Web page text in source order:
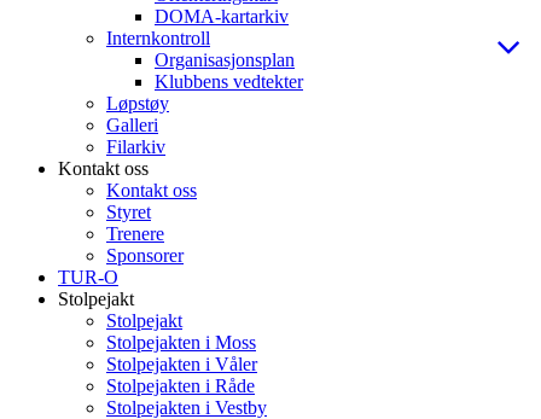
DOMA-kartarkiv
Internkontroll
Organisasjonsplan
Klubbens vedtekter
Løpstøy
Galleri
Filarkiv
Kontakt oss
Kontakt oss
Styret
Trenere
Sponsorer
TUR-O
Stolpejakt
Stolpejakt
Stolpejakten i Moss
Stolpejakten i Våler
Stolpejakten i Råde
Stolpejakten i Vestby